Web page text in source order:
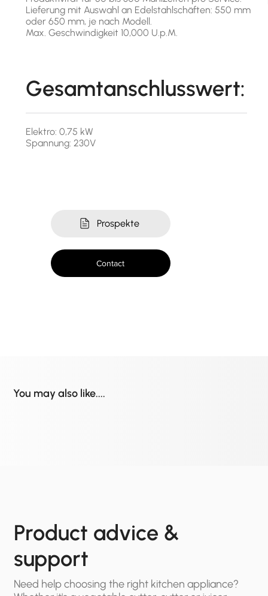
Prospekte
Contact
Lieferung mit Auswahl an Edelstahlschäften: 550 mm
oder 650 mm, je nach Modell.
Max. Geschwindigkeit 10,000 U.p.M.
Gesamtanschlusswert:
Elektro: 0,75 kW
Spannung: 230V
You may also like....
Product advice &
support
Need help choosing the right kitchen appliance?